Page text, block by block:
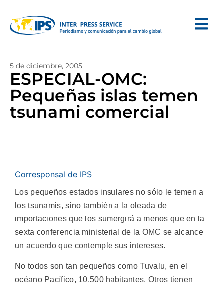
5 de diciembre, 2005
ESPECIAL-OMC:
Pequeñas islas temen
tsunami comercial
Corresponsal de IPS
Los pequeños estados insulares no sólo le temen a
los tsunamis, sino también a la oleada de
importaciones que los sumergirá a menos que en la
sexta conferencia ministerial de la OMC se alcance
un acuerdo que contemple sus intereses.
No todos son tan pequeños como Tuvalu, en el
océano Pacífico, 10.500 habitantes. Otros tienen